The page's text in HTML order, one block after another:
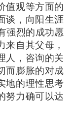
观等方面的
谈，向阳生涯
强烈的成功愿
自其父母，
人，咨询的关
而膨胀的对成
地的理性思考
努力确可以达